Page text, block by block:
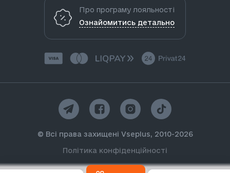
Про програму лояльності
Ознайомитись детально
© Всі права захищені Vseplus, 2010-2026
Політика конфіденційності